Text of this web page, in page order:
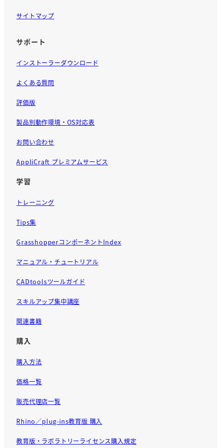
サイトマップ
サポート
インストーラーダウンロード
よくある質問
評価版
製品別動作環境・OS対応表
お問い合わせ
AppliCraft プレミアムサービス
学習
トレーニング
Tips集
GrasshopperコンポーネントIndex
マニュアル・チュートリアル
CADtoolsツールガイド
スキルアップ集中講座
関連書籍
購入
購入方法
価格一覧
販売代理店一覧
Rhino／plug-ins教育版 購入
教育版・ラボラトリーライセンス購入規定